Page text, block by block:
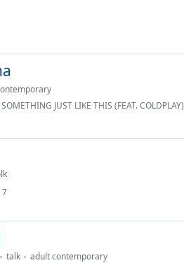
JUST LIKE THIS (FEAT. COLDPLAY)
7
talk
adult contemporary